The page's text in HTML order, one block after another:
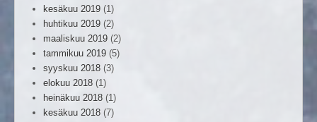
kesäkuu 2019 (1)
huhtikuu 2019 (2)
maaliskuu 2019 (2)
tammikuu 2019 (5)
syyskuu 2018 (3)
elokuu 2018 (1)
heinäkuu 2018 (1)
kesäkuu 2018 (7)